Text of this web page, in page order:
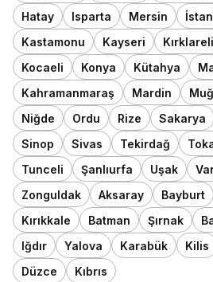
Hatay
Isparta Mersin
Kastamonu
Kayseri Kırklareli
Kocaeli
Konya Kütahya
Kahramanmaraş
Mardin
Niğde
Ordu Rize Sakarya
Sinop
Sivas Tekirdağ
Tunceli
Şanlıurfa Uşak
Zonguldak
Aksaray Bayburt
Kırıkkale
Batman Şırnak
Iğdır
Yalova Karabük Kilis
Düzce
Kıbrıs